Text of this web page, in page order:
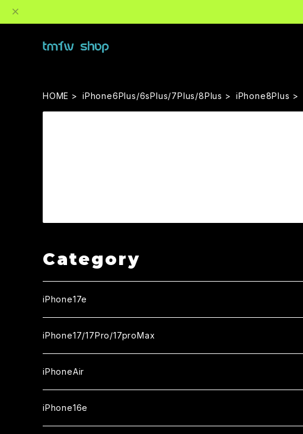
HOME iPhone6Plus/6sPlus/7Plus/8Plus iPhone8Plus
Category
iPhone17e
ガラスフィルム
セラミックフィルム
カメラ用フィルム
iPhone17/17Pro/17proMax
iPhone17
ガラスフィルム
iPhone17Pro
iPhoneAir
ガラスフィルム
iPhone16e